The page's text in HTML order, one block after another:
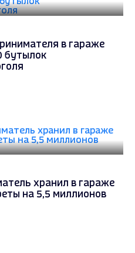
в гараже
бутылок
хранил в гараже
на 5,5 миллионов